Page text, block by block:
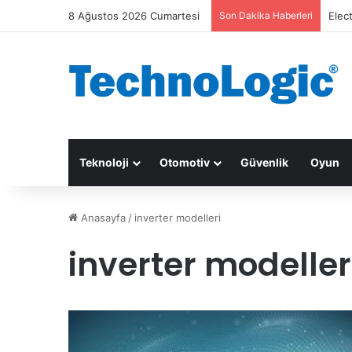
8 Ağustos 2026 Cumartesi Son Dakika Haberleri
Teknoloji Otomotiv Güvenlik Oyun
Anasayfa / inverter modelleri
inverter